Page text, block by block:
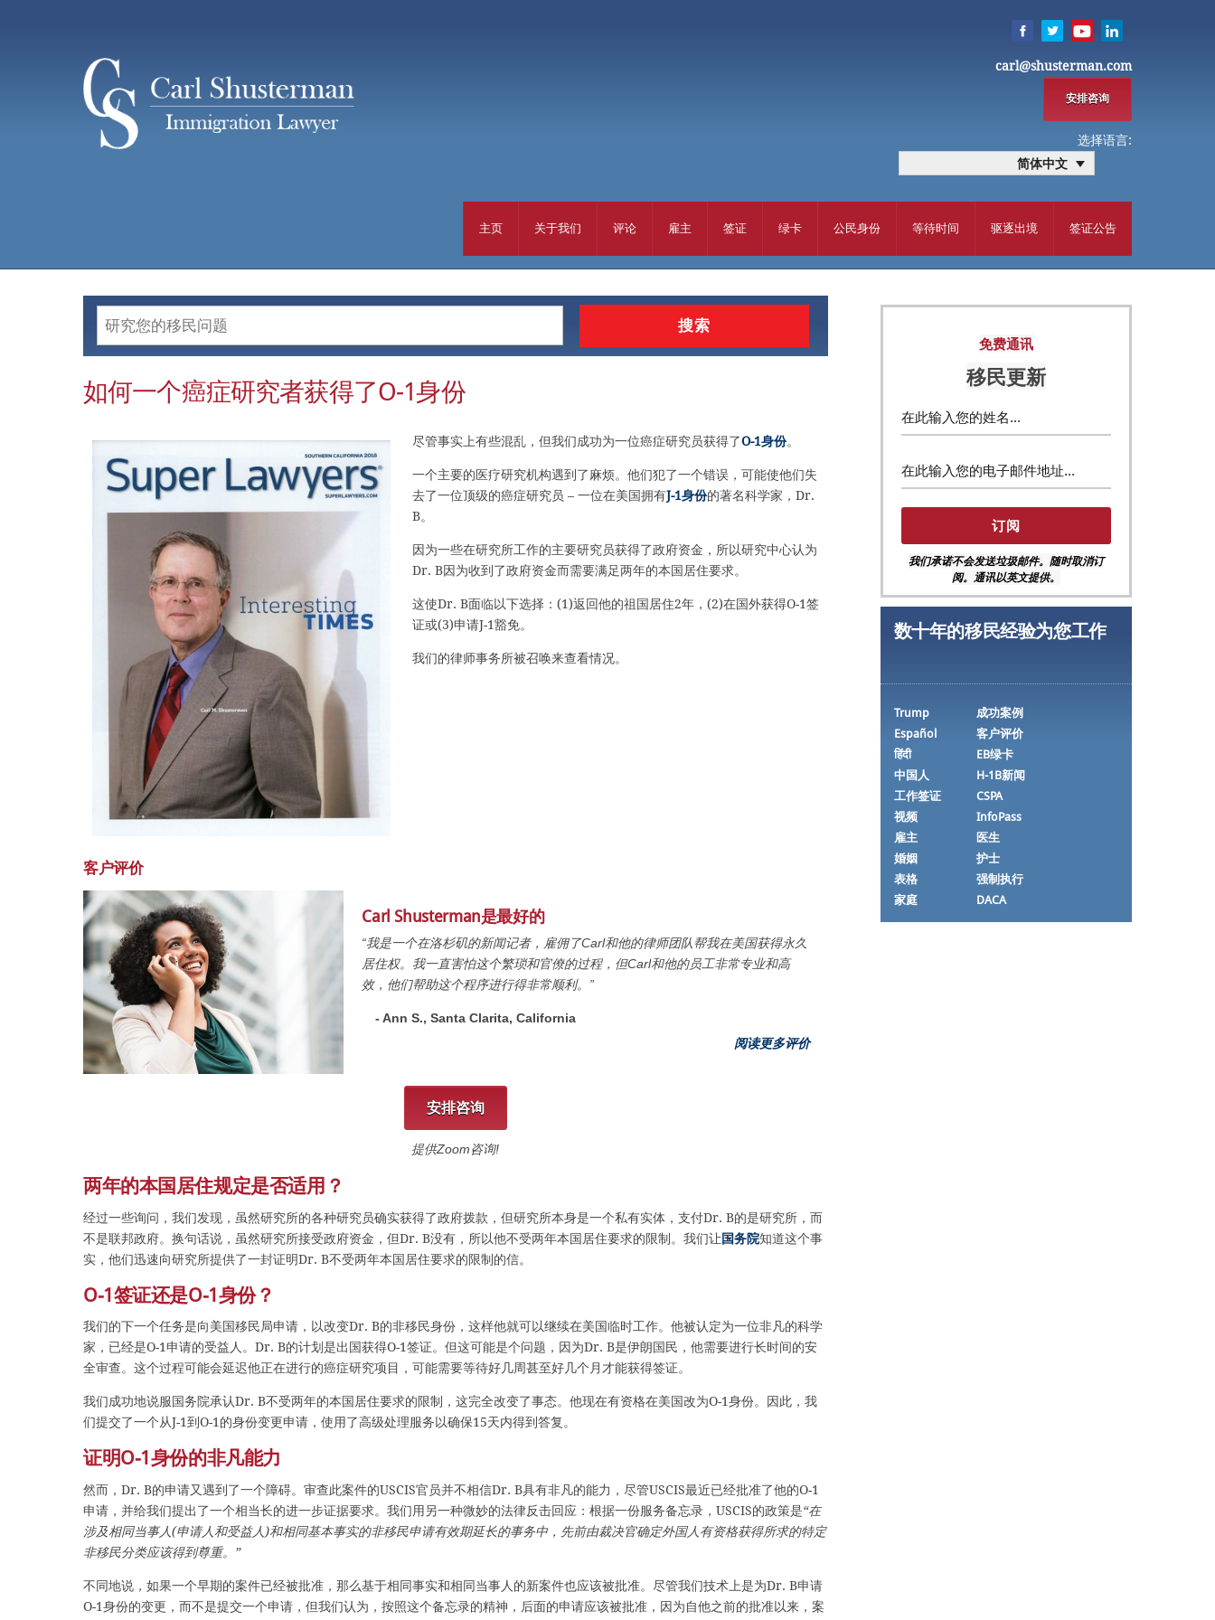
carl@shusterman.com
安排咨询
选择语言:
简体中文
主页 关于我们 评论 雇主 签证 绿卡 公民身份 等待时间 驱逐出境 签证公告
如何一个癌症研究者获得了O-1身份
尽管事实上有些混乱，但我们成功为一位癌症研究员获得了O-1身份。
一个主要的医疗研究机构遇到了麻烦。他们犯了一个错误，可能使他们失
去了一位顶级的癌症研究员 – 一位在美国拥有J-1身份的著名科学家，Dr.
B。
因为一些在研究所工作的主要研究员获得了政府资金，所以研究中心认为
Dr. B因为收到了政府资金而需要满足两年的本国居住要求。
这使Dr. B面临以下选择：(1)返回他的祖国居住2年，(2)在国外获得O-1签
证或(3)申请J-1豁免。
我们的律师事务所被召唤来查看情况。
客户评价
Carl Shusterman是最好的
“我是一个在洛杉矶的新闻记者，雇佣了Carl和他的律师团队帮我在美国获得永久
居住权。我一直害怕这个繁琐和官僚的过程，但Carl和他的员工非常专业和高
效，他们帮助这个程序进行得非常顺利。”
- Ann S., Santa Clarita, California
阅读更多评价
安排咨询
提供Zoom咨询!
两年的本国居住规定是否适用？
经过一些询问，我们发现，虽然研究所的各种研究员确实获得了政府拨款，但研究所本身是一个私有实体，支付Dr. B的是研究所，而
不是联邦政府。换句话说，虽然研究所接受政府资金，但Dr. B没有，所以他不受两年本国居住要求的限制。我们让国务院知道这个事
实，他们迅速向研究所提供了一封证明Dr. B不受两年本国居住要求的限制的信。
O-1签证还是O-1身份？
我们的下一个任务是向美国移民局申请，以改变Dr. B的非移民身份，这样他就可以继续在美国临时工作。他被认定为一位非凡的科学
家，已经是O-1申请的受益人。Dr. B的计划是出国获得O-1签证。但这可能是个问题，因为Dr. B是伊朗国民，他需要进行长时间的安
全审查。这个过程可能会延迟他正在进行的癌症研究项目，可能需要等待好几周甚至好几个月才能获得签证。
我们成功地说服国务院承认Dr. B不受两年的本国居住要求的限制，这完全改变了事态。他现在有资格在美国改为O-1身份。因此，我
们提交了一个从J-1到O-1的身份变更申请，使用了高级处理服务以确保15天内得到答复。
证明O-1身份的非凡能力
然而，Dr. B的申请又遇到了一个障碍。审查此案件的USCIS官员并不相信Dr. B具有非凡的能力，尽管USCIS最近已经批准了他的O-1
申请，并给我们提出了一个相当长的进一步证据要求。我们用另一种微妙的法律反击回应：根据一份服务备忘录，USCIS的政策是“在
涉及相同当事人(申请人和受益人)和相同基本事实的非移民申请有效期延长的事务中，先前由裁决官确定外国人有资格获得所求的特定
非移民分类应该得到尊重。”
不同地说，如果一个早期的案件已经被批准，那么基于相同事实和相同当事人的新案件也应该被批准。尽管我们技术上是为Dr. B申请
O-1身份的变更，而不是提交一个申请，但我们认为，按照这个备忘录的精神，后面的申请应该被批准，因为自他之前的批准以来，案
免费通讯
移民更新
我们承诺不会发送垃圾邮件。随时取消订
阅。通讯以英文提供。
数十年的移民经验为您工作
Trump
Español
हिंदी
中国人
工作签证
视频
雇主
婚姻
表格
家庭
成功案例
客户评价
EB绿卡
H-1B新闻
CSPA
InfoPass
医生
护士
强制执行
DACA